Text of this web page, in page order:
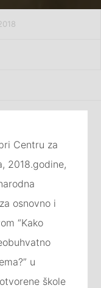
Centru za
2018.godine,
osnovno i
“Kako
u
škole